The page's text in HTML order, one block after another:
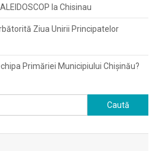
la Chisinau
Ziua Unirii Principatelor
Primăriei Municipiului Chișinău?
Caută
după: